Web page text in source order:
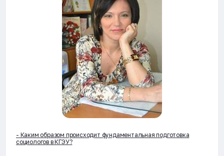
- Каким образом происходит фундаментальная подготовка
социологов в КГЭУ?